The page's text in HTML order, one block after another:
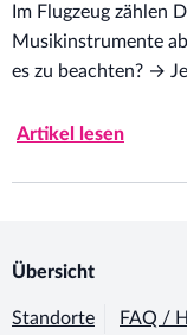
Im Flugzeug zählen
Musikinstrumente
es zu beachten? →
Artikel lesen
Übersicht
Standorte FAQ /